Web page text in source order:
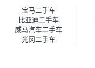
宝马二手车
比亚迪二手车
威马汽车二手车
光冈二手车